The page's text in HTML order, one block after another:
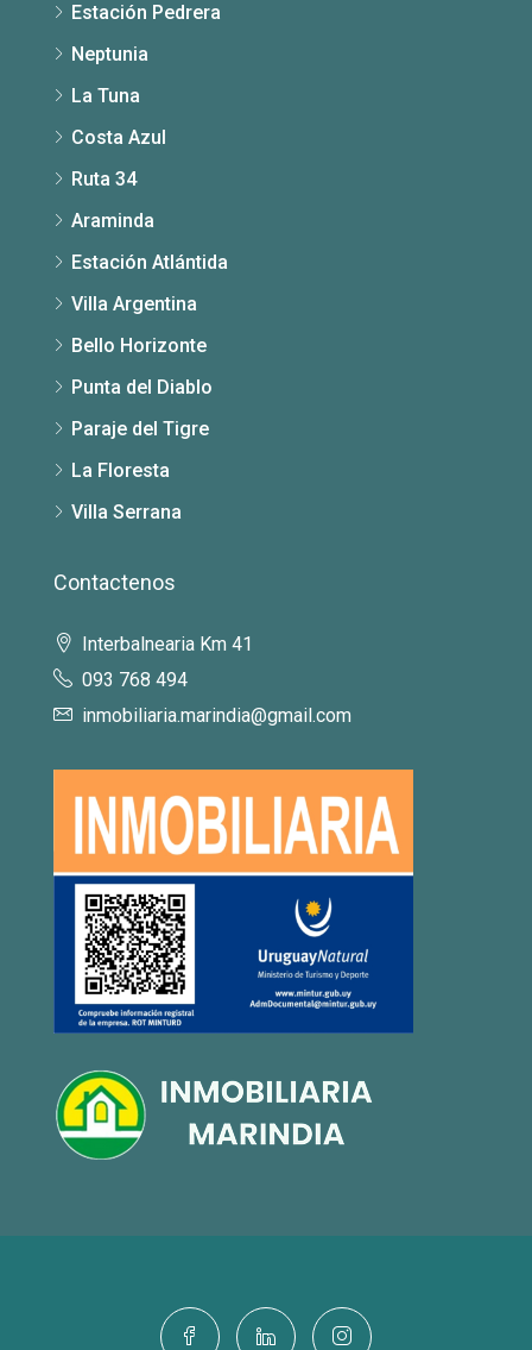
Estación Pedrera
Neptunia
La Tuna
Costa Azul
Ruta 34
Araminda
Estación Atlántida
Villa Argentina
Bello Horizonte
Punta del Diablo
Paraje del Tigre
La Floresta
Villa Serrana
Contactenos
Interbalnearia Km 41
093 768 494
inmobiliaria.marindia@gmail.com